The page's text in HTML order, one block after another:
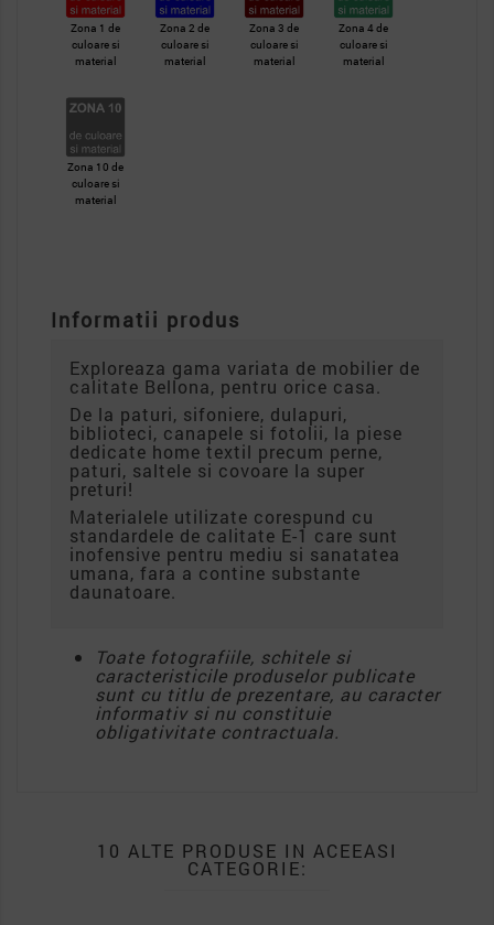
Zona 1 de
culoare si
material
Zona 2 de
culoare si
material
Zona 3 de
culoare si
material
Zona 4 de
culoare si
material
Zona 10 de
culoare si
material
Informatii produs
Exploreaza gama variata de mobilier de
calitate Bellona, pentru orice casa.
De la paturi, sifoniere, dulapuri,
biblioteci, canapele si fotolii, la piese
dedicate home textil precum perne,
paturi, saltele si covoare la super
preturi!
Materialele utilizate corespund cu
standardele de calitate E-1 care sunt
inofensive pentru mediu si sanatatea
umana, fara a contine substante
daunatoare.
Toate fotografiile, schitele si
caracteristicile produselor publicate
sunt cu titlu de prezentare, au caracter
informativ si nu constituie
obligativitate contractuala.
10 ALTE PRODUSE IN ACEEASI
CATEGORIE: